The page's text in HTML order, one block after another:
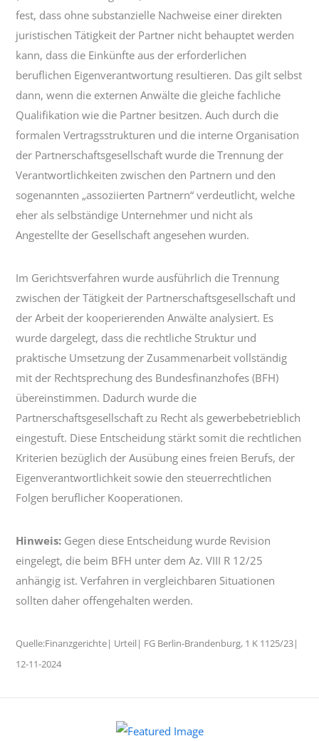
fest, dass ohne substanzielle Nachweise einer direkten
juristischen Tätigkeit der Partner nicht behauptet werden
kann, dass die Einkünfte aus der erforderlichen
beruflichen Eigenverantwortung resultieren. Das gilt selbst
dann, wenn die externen Anwälte die gleiche fachliche
Qualifikation wie die Partner besitzen. Auch durch die
formalen Vertragsstrukturen und die interne Organisation
der Partnerschaftsgesellschaft wurde die Trennung der
Verantwortlichkeiten zwischen den Partnern und den
sogenannten „assoziierten Partnern“ verdeutlicht, welche
eher als selbständige Unternehmer und nicht als
Angestellte der Gesellschaft angesehen wurden.
Im Gerichtsverfahren wurde ausführlich die Trennung
zwischen der Tätigkeit der Partnerschaftsgesellschaft und
der Arbeit der kooperierenden Anwälte analysiert. Es
wurde dargelegt, dass die rechtliche Struktur und
praktische Umsetzung der Zusammenarbeit vollständig
mit der Rechtsprechung des Bundesfinanzhofes (BFH)
übereinstimmen. Dadurch wurde die
Partnerschaftsgesellschaft zu Recht als gewerbebetrieblich
eingestuft. Diese Entscheidung stärkt somit die rechtlichen
Kriterien bezüglich der Ausübung eines freien Berufs, der
Eigenverantwortlichkeit sowie den steuerrechtlichen
Folgen beruflicher Kooperationen.
Hinweis: Gegen diese Entscheidung wurde Revision
eingelegt, die beim BFH unter dem Az. VIII R 12/25
anhängig ist. Verfahren in vergleichbaren Situationen
sollten daher offengehalten werden.
Quelle:Finanzgerichte| Urteil| FG Berlin-Brandenburg, 1 K 1125/23|
12-11-2024